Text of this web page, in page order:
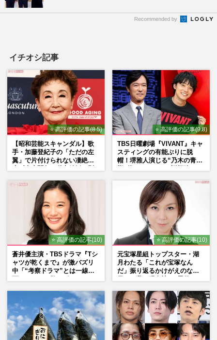
Recommended by
イチオシ記事
⭐ 高評価の記事(8.5)
【昭和芸能スキャンダル】歌
手・加藤登紀子の「ただの左
翼」で片付けられない凄絶半
⭐ 高評価の記事(9.8)
TBS日曜劇場『VIVANT』キャ
スティングの有能ぶりに脱
帽！堺雅人演じる“乃木の青年
マン長男・櫻井海音だった
⭐ 高評価の記事(10)
蒼井優主演・TBSドラマ『Tシ
ャツが乾くまで』が激バズリ
中「“考察ドラマ”とは一線を
⭐ 高評価の記事(10)
元宝塚星組トップスター・湖
月わたる「これが宝塚なん
だ」振り返るかけがえのない